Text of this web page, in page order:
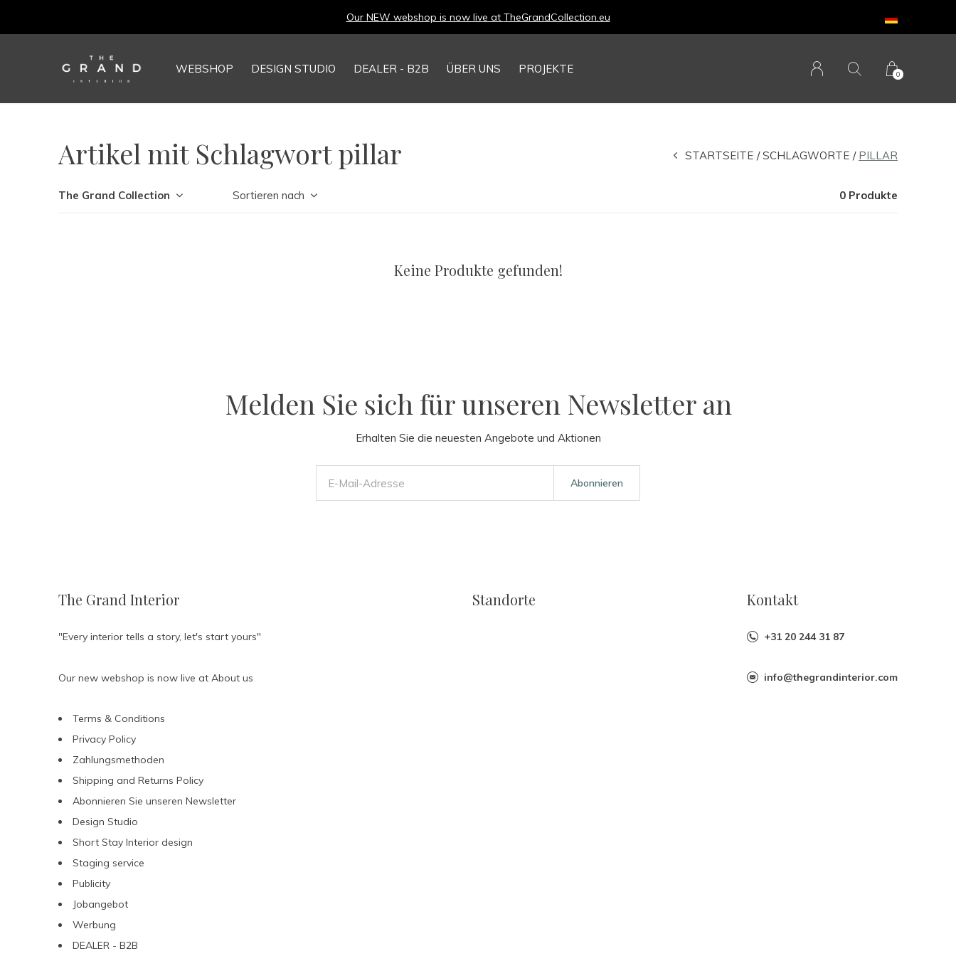
WEBSHOP DESIGN STUDIO DEALER - B2B ÜBER UNS PROJEKTE 0
Our NEW webshop is now live at TheGrandCollection.eu
Artikel mit Schlagwort pillar STARTSEITE SCHLAGWORTE PILLAR
The Grand Collection Sortieren nach 0 Produkte
Keine Produkte gefunden!
Melden Sie sich für unseren Newsletter an
Erhalten Sie die neuesten Angebote und Aktionen
Abonnieren
The Grand Interior
"Every interior tells a story, let's start yours"
Our new webshop is now live at About us
Terms & Conditions
Privacy Policy
Zahlungsmethoden
Shipping and Returns Policy
Abonnieren Sie unseren Newsletter
Design Studio
Short Stay Interior design
Staging service
Publicity
Jobangebot
Werbung
DEALER - B2B
Standorte Kontakt
+31 20 244 31 87
info@thegrandinterior.com